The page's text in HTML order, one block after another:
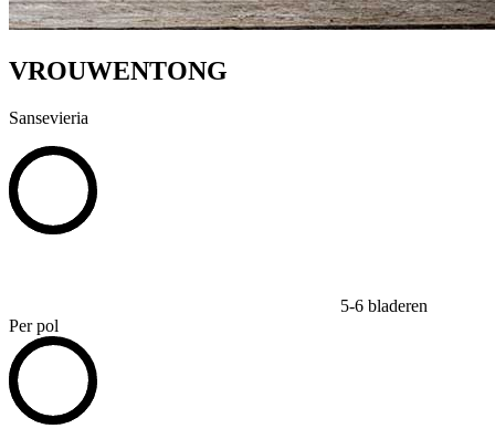
VROUWENTONG
Sansevieria
5-6 bladeren
Per pol